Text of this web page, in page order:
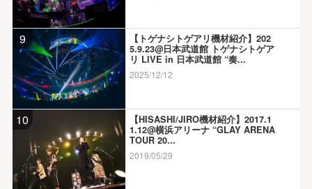
9
【トゲナシトゲアリ機材紹介】202
5.9.23@日本武道館 トゲナシトゲア
リ LIVE in 日本武道館 “奏...
2025/12/12
10
【HISASHI/JIRO機材紹介】2017.1
1.12@横浜アリーナ “GLAY ARENA
TOUR 20...
2019/05/29